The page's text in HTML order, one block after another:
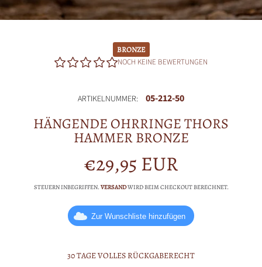
BRONZE
NOCH KEINE BEWERTUNGEN
ARTIKELNUMMER: 05-212-50
HÄNGENDE OHRRINGE THORS
HAMMER BRONZE
Normalpreis
€29,95 EUR
STEUERN INBEGRIFFEN. VERSANDWIRD BEIM CHECKOUT BERECHNET.
Zur Wunschliste hinzufügen
30 TAGE VOLLES RÜCKGABERECHT